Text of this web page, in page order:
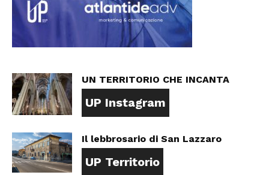
UN TERRITORIO CHE INCANTA
UP Instagram
Il lebbrosario di San Lazzaro
UP Territorio